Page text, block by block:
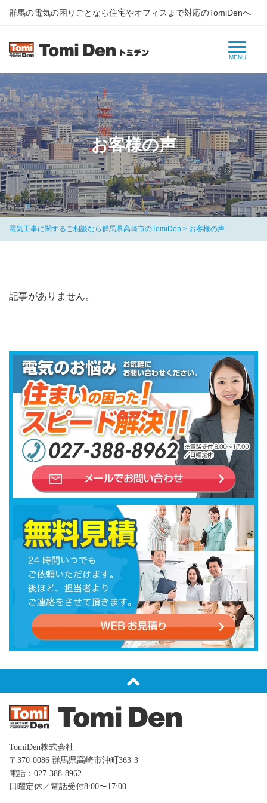
群⾺の電気の困りごとなら住宅やオフィスまで対応のTomiDenへ
お客様の声
電気工事に関するご相談なら群馬県高崎市のTomiDen > お客様の声
記事がありません。
TomiDen株式会社
〒370-0086 群⾺県⾼崎市沖町363-3
電話：027-388-8962
日曜定休／電話受付8:00〜17:00